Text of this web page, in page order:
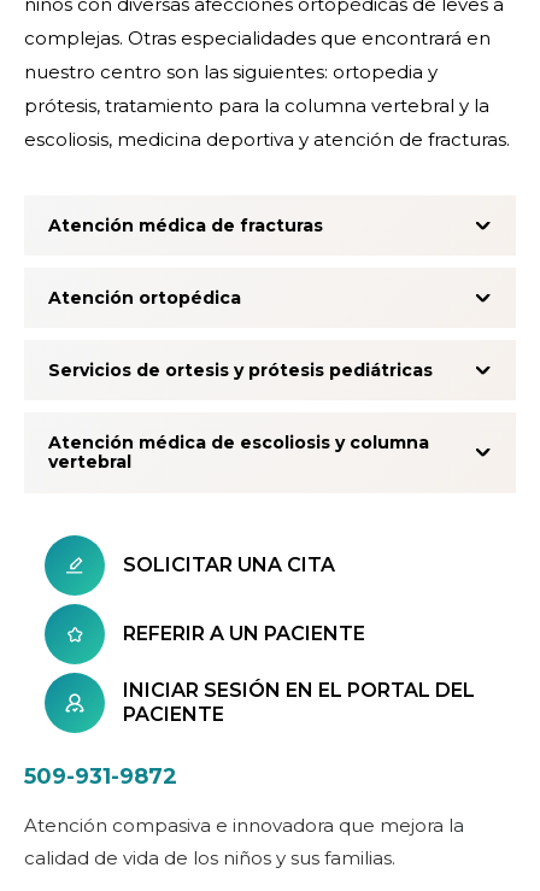
complejas. Otras especialidades que encontrará en
nuestro centro son las siguientes: ortopedia y
prótesis, tratamiento para la columna vertebral y la
escoliosis, medicina deportiva y atención de fracturas.
Atención médica de fracturas
Atención ortopédica
Servicios de ortesis y prótesis pediátricas
Atención médica de escoliosis y columna
vertebral
SOLICITAR UNA CITA
REFERIR A UN PACIENTE
INICIAR SESIÓN EN EL PORTAL DEL
PACIENTE
509-931-9872
Atención compasiva e innovadora que mejora la
calidad de vida de los niños y sus familias.